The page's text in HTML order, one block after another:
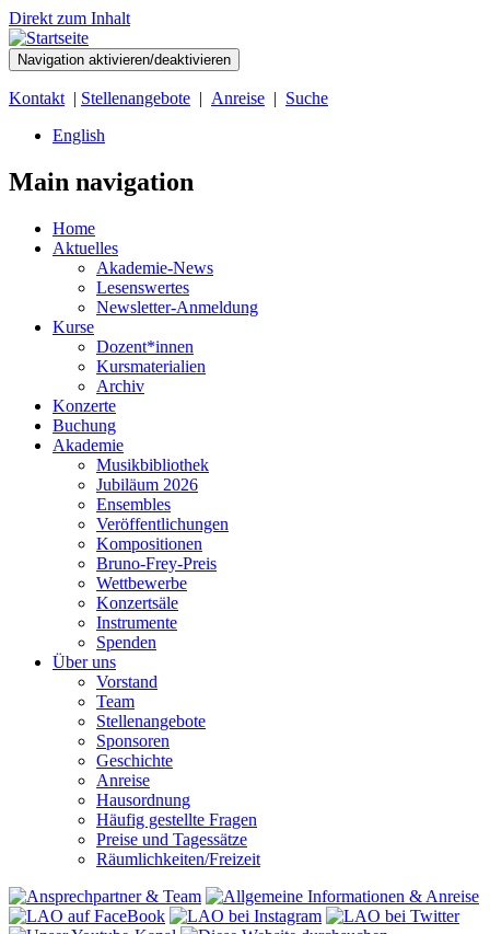
Direkt zum Inhalt
Navigation aktivieren/deaktivieren
Kontakt | Stellenangebote | Anreise | Suche
English
Main navigation
Home
Aktuelles
Akademie-News
Lesenswertes
Newsletter-Anmeldung
Kurse
Dozent*innen
Kursmaterialien
Archiv
Konzerte
Buchung
Akademie
Musikbibliothek
Jubiläum 2026
Ensembles
Veröffentlichungen
Kompositionen
Bruno-Frey-Preis
Wettbewerbe
Konzertsäle
Instrumente
Spenden
Über uns
Vorstand
Team
Stellenangebote
Sponsoren
Geschichte
Anreise
Hausordnung
Häufig gestellte Fragen
Preise und Tagessätze
Räumlichkeiten/Freizeit